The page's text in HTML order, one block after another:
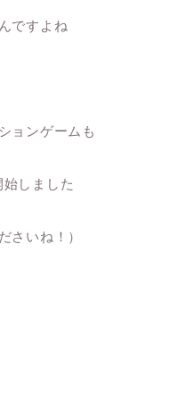
ですよね
ョンゲームも
しました
さいね！）